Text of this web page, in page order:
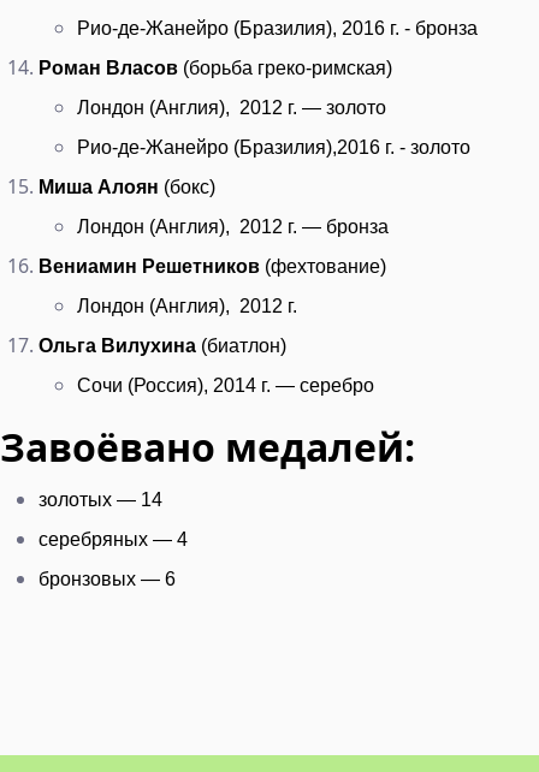
Рио-де-Жанейро (Бразилия), 2016 г. - бронза
Роман Власов (борьба греко-римская)
Лондон (Англия), 2012 г. — золото
Рио-де-Жанейро (Бразилия),2016 г. - золото
Миша Алоян (бокс)
Лондон (Англия), 2012 г. — бронза
Вениамин Решетников (фехтование)
Лондон (Англия), 2012 г.
Ольга Вилухина (биатлон)
Сочи (Россия), 2014 г. — серебро
Завоёвано медалей:
золотых — 14
серебряных — 4
бронзовых — 6